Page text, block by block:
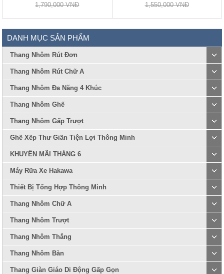
1,790,000 VNĐ 1,550,000 VNĐ
DANH MỤC SẢN PHẨM
Thang Nhôm Rút Đơn
Thang Nhôm Rút Chữ A
Thang Nhôm Đa Năng 4 Khúc
Thang Nhôm Ghế
Thang Nhôm Gấp Trượt
Ghế Xếp Thư Giãn Tiện Lợi Thông Minh
KHUYẾN MÃI THÁNG 6
Máy Rữa Xe Hakawa
Thiết Bị Tổng Hợp Thông Minh
Thang Nhôm Chữ A
Thang Nhôm Trượt
Thang Nhôm Thẳng
Thang Nhôm Bàn
Thang Giàn Giáo Di Động Gấp Gọn